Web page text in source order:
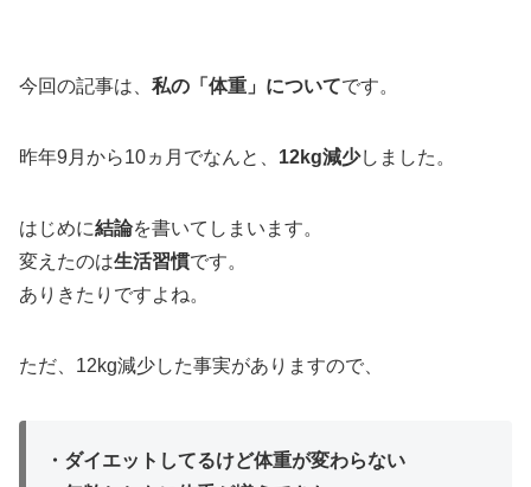
今回の記事は、 私の「体重」についてです。
昨年9月から10ヵ月でなんと、 12kg減少しました。
はじめに結論を書いてしまいます。
変えたのは生活習慣です。
ありきたりですよね。
ただ、12kg減少した事実がありますので、
・ダイエットしてるけど体重が変わらない